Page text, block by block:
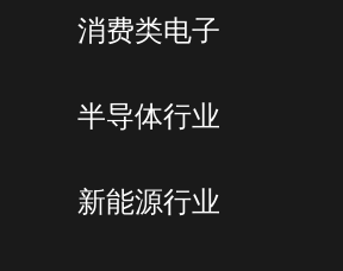
消费类电子
半导体行业
新能源行业